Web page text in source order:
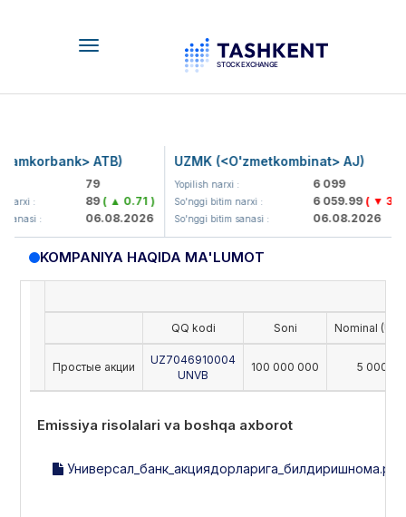
Toggle
ATB)
79
: 89( ▲ 0.71 )
: 06.08.2026
UZMK (<O'zmetkombinat> AJ)
Yopilish narxi : 6 099
So'nggi bitim narxi : 6 059.99( ▼
So'nggi bitim sanasi : 06.08.2026
KOMPANIYA HAQIDA MA'LUMOT
QQ kodi Soni Nominal
Простые акции
UZ7046910004
UNVB
100 000 000 5 000
Emissiya risolalari va boshqa axborot
Универсал_банк_акциядорларига_билдиришнома.pdf